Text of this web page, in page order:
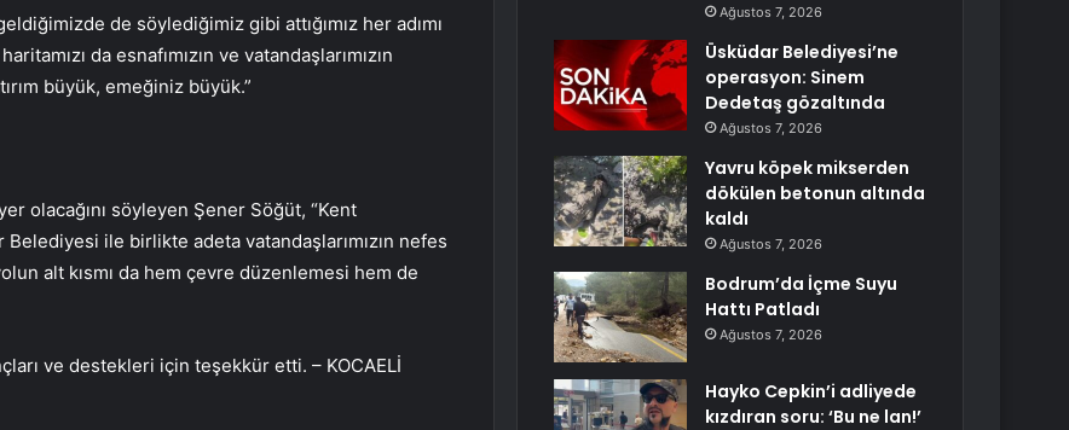
de söylediğimiz gibi attığımız her adımı
da esnafımızın ve vatandaşlarımızın
büyük, emeğiniz büyük.”
olacağını söyleyen Şener Söğüt, “Kent
ile birlikte adeta vatandaşlarımızın nefes
alt kısmı da hem çevre düzenlemesi hem de
ve destekleri için teşekkür etti. – KOCAELİ
Ağustos 7, 2026
Üsküdar Belediyesi’ne
operasyon: Sinem
Dedetaş gözaltında
Ağustos 7, 2026
Yavru köpek mikserden
dökülen betonun altında
kaldı
Ağustos 7, 2026
Bodrum’da İçme Suyu
Hattı Patladı
Ağustos 7, 2026
Hayko Cepkin’i adliyede
kızdıran soru: ‘Bu ne lan!’